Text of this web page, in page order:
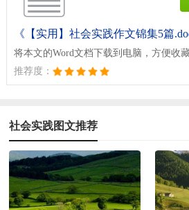
《【实用】社会实践作文锦集5篇
将本文的Word文档下载到电脑，方便收
推荐度：
社会实践图文推荐